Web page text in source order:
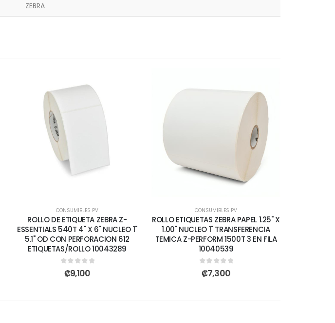
ZEBRA
CONSUMIBLES PV
ROLLO DE ETIQUETA ZEBRA Z-
ESSENTIALS 540T 4" X 6" NUCLEO 1"
5.1" OD CON PERFORACION 612
ETIQUETAS/ROLLO 10043289
out of 5
₡9,100
CONSUMIBLES PV
ROLLO ETIQUETAS ZEBRA PAPEL 1.25" X
1.00" NUCLEO 1" TRANSFERENCIA
TEMICA Z-PERFORM 1500T 3 EN FILA
10040539
0out of 5
₡7,300